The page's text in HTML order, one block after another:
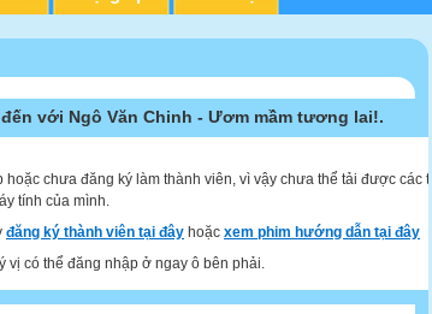
với Ngô Văn Chinh - Ươm mầm tương lai!.
chưa đăng ký làm thành viên, vì vậy chưa thể tải được các tư
tính của mình.
đăng ký thành viên tại đây hoặc xem phim hướng dẫn tại đây
vị có thể đăng nhập ở ngay ô bên phải.